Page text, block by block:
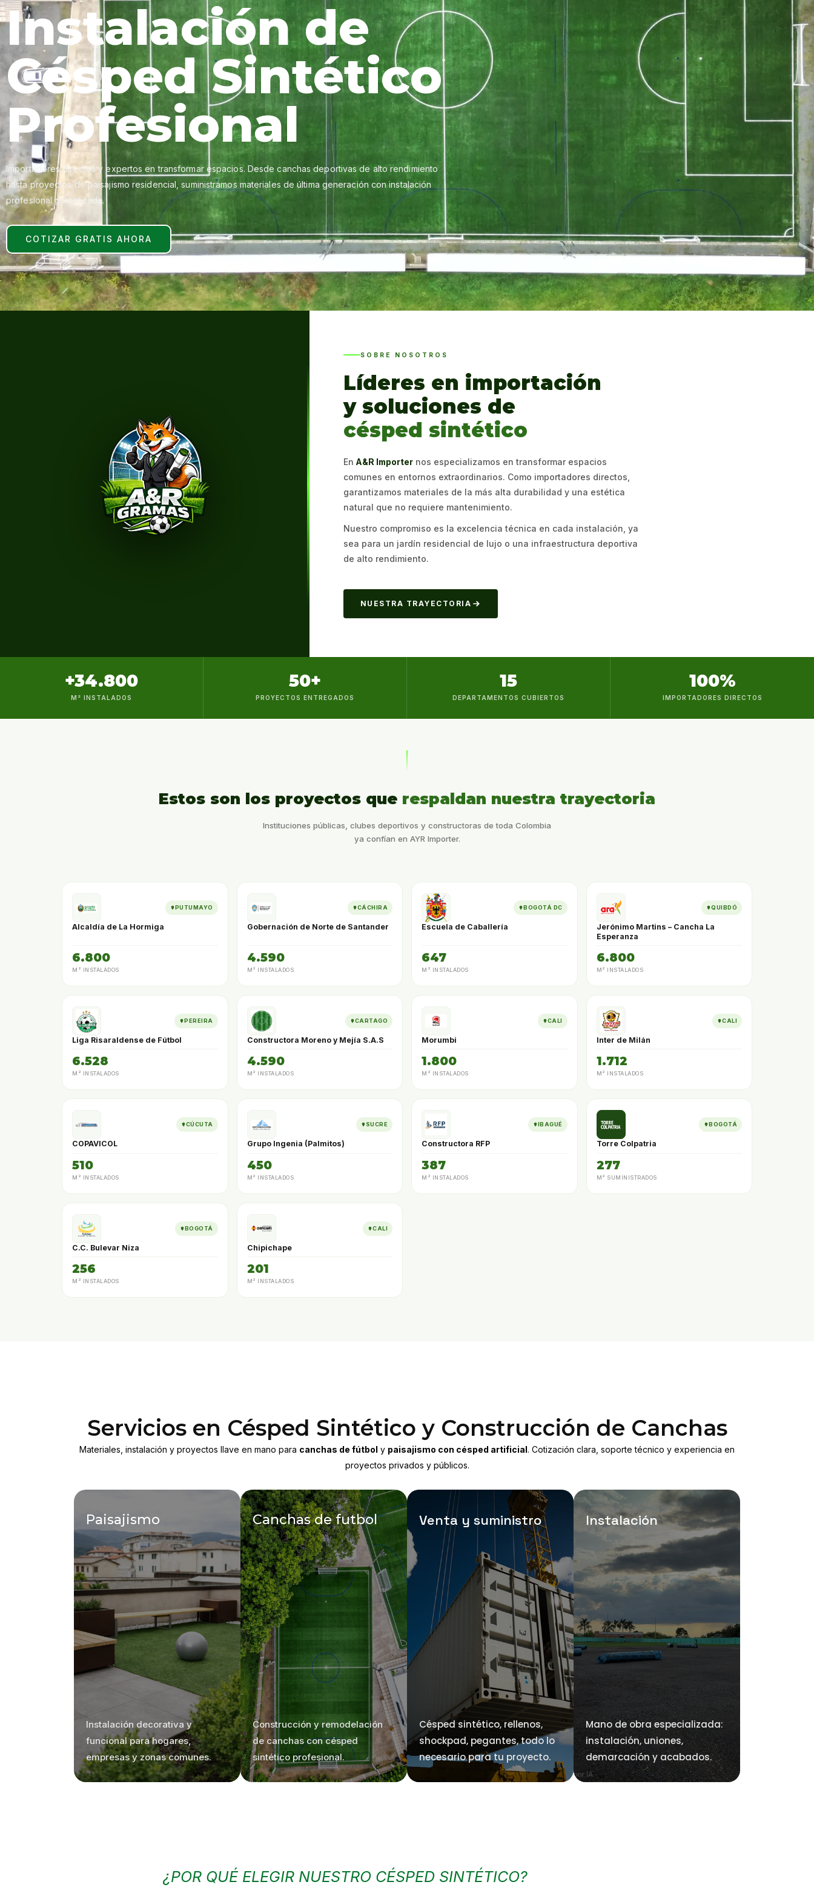
Instalación de
Césped Sintético
Profesional
Importadores directos y expertos en transformar espacios. Desde canchas deportivas de alto rendimiento
hasta proyectos de paisajismo residencial, suministramos materiales de última generación con instalación
profesional garantizada.
COTIZAR GRATIS AHORA
SOBRE NOSOTROS
Líderes en importación
y soluciones de
césped sintético
En A&R Importernos especializamos en transformar espacios
comunes en entornos extraordinarios. Como importadores directos,
garantizamos materiales de la más alta durabilidad y una estética
natural que no requiere mantenimiento.
Nuestro compromiso es la excelencia técnica en cada instalación, ya
sea para un jardín residencial de lujo o una infraestructura deportiva
de alto rendimiento.
NUESTRA TRAYECTORIA
+34.800
M² INSTALADOS
50+
PROYECTOS ENTREGADOS
15
DEPARTAMENTOS CUBIERTOS
100%
IMPORTADORES DIRECTOS
Estos son los proyectos que respaldan nuestra trayectoria
Instituciones públicas, clubes deportivos y constructoras de toda Colombia
ya confían en AYR Importer.
PUTUMAYO
Alcaldía de La Hormiga
6.800
M² INSTALADOS
CÁCHIRA
Gobernación de Norte de Santander
4.590
M² INSTALADOS
BOGOTÁ DC
Escuela de Caballería
647
M² INSTALADOS
QUIBDÓ
Jerónimo Martins – Cancha La
Esperanza
6.800
M² INSTALADOS
PEREIRA
Liga Risaraldense de Fútbol
6.528
M² INSTALADOS
CARTAGO
Constructora Moreno y Mejía S.A.S
4.590
M² INSTALADOS
CALI
Morumbi
1.800
M² INSTALADOS
CALI
Inter de Milán
1.712
M² INSTALADOS
CÚCUTA
COPAVICOL
510
M² INSTALADOS
SUCRE
Grupo Ingenia (Palmitos)
450
M² INSTALADOS
IBAGUÉ
Constructora RFP
387
M² INSTALADOS
BOGOTÁ
Torre Colpatria
277
M² SUMINISTRADOS
BOGOTÁ
C.C. Bulevar Niza
256
M² INSTALADOS
CALI
Chipichape
201
M² INSTALADOS
Servicios en Césped Sintético y Construcción de Canchas
Materiales, instalación y proyectos llave en mano para canchas de fútbol y paisajismo con césped artificial. Cotización clara, soporte técnico y experiencia en
proyectos privados y públicos.
Paisajismo
Instalación decorativa y
funcional para hogares,
empresas y zonas comunes.
Canchas de futbol
Construcción y remodelación
de canchas con césped
sintético profesional.
Venta y suministro
Césped sintético, rellenos,
shockpad, pegantes, todo lo
necesario para tu proyecto.
Instalación
Mano de obra especializada:
instalación, uniones,
demarcación y acabados.
¿POR QUÉ ELEGIR NUESTRO CÉSPED SINTÉTICO?